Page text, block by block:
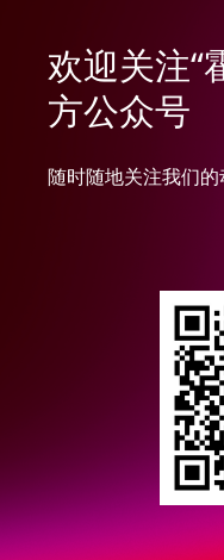
欢迎关注“
方公众号
随时随地关注我们